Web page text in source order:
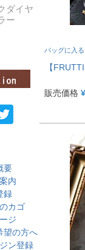
ダイヤ
ー
要
内
録
カゴ
ジ
望の方へ
ン登録
バッグに入
【
販売価格 ¥